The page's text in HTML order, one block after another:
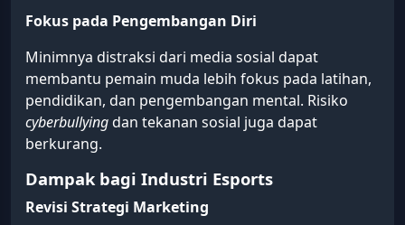
Fokus pada Pengembangan Diri
Minimnya distraksi dari media sosial dapat
membantu pemain muda lebih fokus pada latihan,
pendidikan, dan pengembangan mental. Risiko
cyberbullyingdan tekanan sosial juga dapat
berkurang.
Dampak bagi Industri Esports
Revisi Strategi Marketing